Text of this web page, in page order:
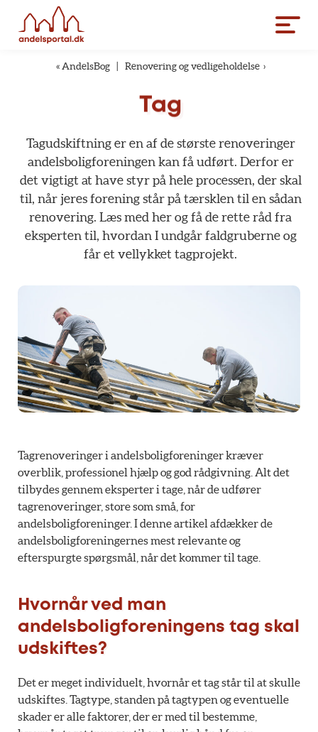
« AndelsBog Renovering og vedligeholdelse ›
Tag
Tagudskiftning er en af de største renoveringer
andelsboligforeningen kan få udført. Derfor er
det vigtigt at have styr på hele processen, der skal
til, når jeres forening står på tærsklen til en sådan
renovering. Læs med her og få de rette råd fra
eksperten til, hvordan I undgår faldgruberne og
får et vellykket tagprojekt.
Tagrenoveringer i andelsboligforeninger kræver
overblik, professionel hjælp og god rådgivning. Alt det
tilbydes gennem eksperter i tage, når de udfører
tagrenoveringer, store som små, for
andelsboligforeninger. I denne artikel afdækker de
andelsboligforeningernes mest relevante og
efterspurgte spørgsmål, når det kommer til tage.
Hvornår ved man
andelsboligforeningens tag skal
udskiftes?
Det er meget individuelt, hvornår et tag står til at skulle
udskiftes. Tagtype, standen på tagtypen og eventuelle
skader er alle faktorer, der er med til bestemme,